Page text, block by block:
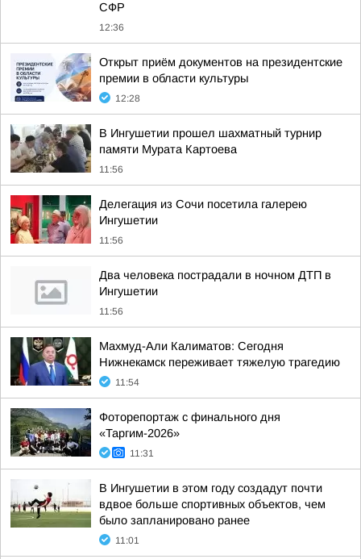
СФР
12:36
Открыт приём документов на президентские
премии в области культуры
12:28
В Ингушетии прошел шахматный турнир
памяти Мурата Картоева
11:56
Делегация из Сочи посетила галерею
Ингушетии
11:56
Два человека пострадали в ночном ДТП в
Ингушетии
11:56
Махмуд-Али Калиматов: Сегодня
Нижнекамск переживает тяжелую трагедию
11:54
Фоторепортаж с финального дня
«Таргим-2026»
11:31
В Ингушетии в этом году создадут почти
вдвое больше спортивных объектов, чем
было запланировано ранее
11:01